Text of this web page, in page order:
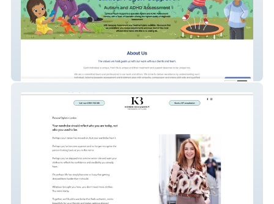
Clinicalpsychsupport